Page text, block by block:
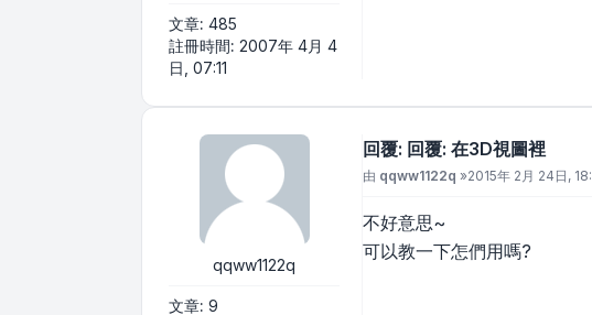
文章: 485
註冊時間: 2007年 4月 4
日, 07:11
qqww1122q
文章: 9
回覆: 回覆: 在3D視圖裡
文章
由 qqww1122q »2015年 2月 24日,
不好意思~
可以教一下怎們用嗎?